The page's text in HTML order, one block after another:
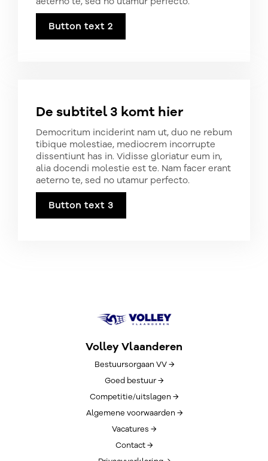
Button text 2
De subtitel 3 komt hier
Democritum inciderint nam ut, duo ne rebum
tibique molestiae, mediocrem incorrupte
dissentiunt has in. Vidisse gloriatur eum in,
alia docendi molestie est te. Nam facer erant
aeterno te, sed no utamur perfecto.
Button text 3
Volley Vlaanderen
Bestuursorgaan VV →
Goed bestuur →
Competitie/uitslagen →
Algemene voorwaarden →
Vacatures →
Contact →